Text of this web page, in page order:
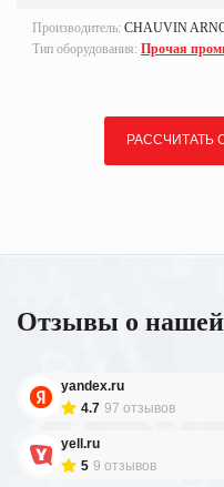
Производитель: CHAUVIN
Тип оборудования: Прочая
РАССЧИТАТЬ
Отзывы о нашей
yandex.ru
4.7 97 отзывов
yell.ru
5 9 отзывов